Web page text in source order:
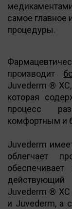
самое главное
процедуры.
производит
Juvederm ®
которая
процесс
комфортным и
Juvederm
облегчает
обеспечивает
Juvederm ® XC
и Juvederm, а